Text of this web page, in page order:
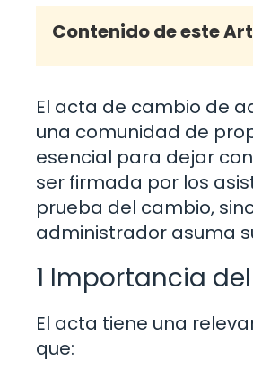
Contenido de este
El acta de cambio de
una comunidad de
esencial para dejar
ser firmada por los
prueba del cambio,
administrador asuma
1 Importancia
El acta tiene una
que: